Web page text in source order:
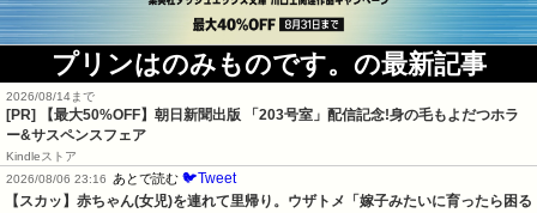
プリンはのみものです。の最新記事
2026/08/14まで
[PR] 【最大50%OFF】朝日新聞出版 「203号室」配信記念!身の毛もよだつホラ
ー&サスペンスフェア
Kindleストア
2026/08/06 23:16
あとで読む 🐦Tweet
【スカッ】赤ちゃん(女児)を連れて里帰り。ウザトメ「嫁子みたいに育ったら困る